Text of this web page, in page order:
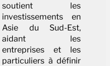
soutient les
investissements en
Asie du Sud-Est,
aidant les
entreprises et les
particuliers à définir